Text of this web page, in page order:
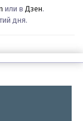
или в Дзен.
дня.